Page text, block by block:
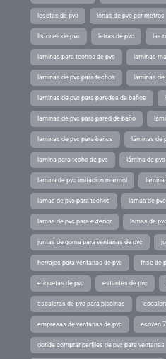
losetas de pvc lonas de pvc por metros
listones de pvc letras de pvc las
laminas para techos de pvc laminas
laminas de pvc para techos laminas
laminas de pvc para paredes de baños
laminas de pvc para pared de baño
laminas de pvc para baños láminas de
lamina para techo de pvc lámina de
lamina de pvc imitacion marmol lamina
lamas de pvc para techos lamas de
lamas de pvc para exterior lamas de
juntas de goma para ventanas de pvc
herrajes para ventanas de pvc friso de
etiquetas de pvc estantes de pvc
escaleras de pvc para piscinas
empresas de ventanas de pvc ecoven
donde comprar perfiles de pvc para ventanas